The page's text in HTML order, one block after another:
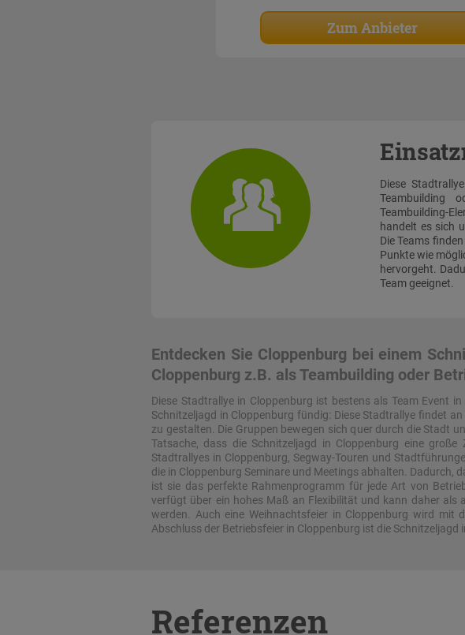
Zum Anbieter
Diese
Teambuilding
Teambuilding-
handelt es sich
Die Teams
Punkte wie
hervorgeht.
Team geeignet.
Entdecken Sie Cloppenburg bei einem
Cloppenburg z.B. als Teambuilding oder
Diese Stadtrallye in Cloppenburg ist bestens als Team Event
Schnitzeljagd in Cloppenburg fündig: Diese Stadtrallye findet
zu gestalten. Die Gruppen bewegen sich quer durch die Stadt
Tatsache, dass die Schnitzeljagd in Cloppenburg eine
Stadtrallyes in Cloppenburg, Segway-Touren und
die in Cloppenburg Seminare und Meetings abhalten.
ist sie das perfekte Rahmenprogramm für jede Art von
verfügt über ein hohes Maß an Flexibilität und kann daher als
werden. Auch eine Weihnachtsfeier in Cloppenburg wird mit
Abschluss der Betriebsfeier in Cloppenburg ist die
Referenzen